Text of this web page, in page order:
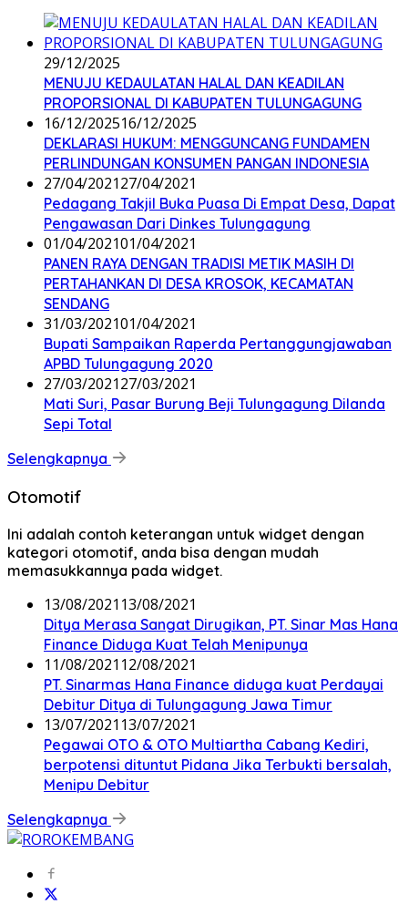
29/12/2025
MENUJU KEDAULATAN HALAL DAN KEADILAN
PROPORSIONAL DI KABUPATEN TULUNGAGUNG
16/12/202516/12/2025
DEKLARASI HUKUM: MENGGUNCANG FUNDAMEN
PERLINDUNGAN KONSUMEN PANGAN INDONESIA
27/04/202127/04/2021
Pedagang Takjil Buka Puasa Di Empat Desa, Dapat
Pengawasan Dari Dinkes Tulungagung
01/04/202101/04/2021
PANEN RAYA DENGAN TRADISI METIK MASIH DI
PERTAHANKAN DI DESA KROSOK, KECAMATAN
SENDANG
31/03/202101/04/2021
Bupati Sampaikan Raperda Pertanggungjawaban
APBD Tulungagung 2020
27/03/202127/03/2021
Mati Suri, Pasar Burung Beji Tulungagung Dilanda
Sepi Total
Selengkapnya
Otomotif
Ini adalah contoh keterangan untuk widget dengan
kategori otomotif, anda bisa dengan mudah
memasukkannya pada widget.
13/08/2021 13/08/2021
Ditya Merasa Sangat Dirugikan, PT. Sinar Mas Hana
Finance Diduga Kuat Telah Menipunya
11/08/2021 12/08/2021
PT. Sinarmas Hana Finance diduga kuat Perdayai
Debitur Ditya di Tulungagung Jawa Timur
13/07/2021 13/07/2021
Pegawai OTO & OTO Multiartha Cabang Kediri,
berpotensi dituntut Pidana Jika Terbukti bersalah,
Menipu Debitur
Selengkapnya